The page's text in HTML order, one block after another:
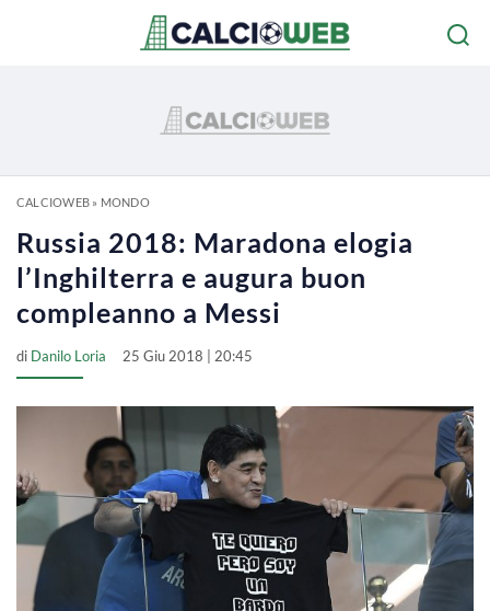
CALCIOWEB» MONDO
Russia 2018: Maradona elogia
l’Inghilterra e augura buon
compleanno a Messi
di Danilo Loria 25 Giu 2018 | 20:45